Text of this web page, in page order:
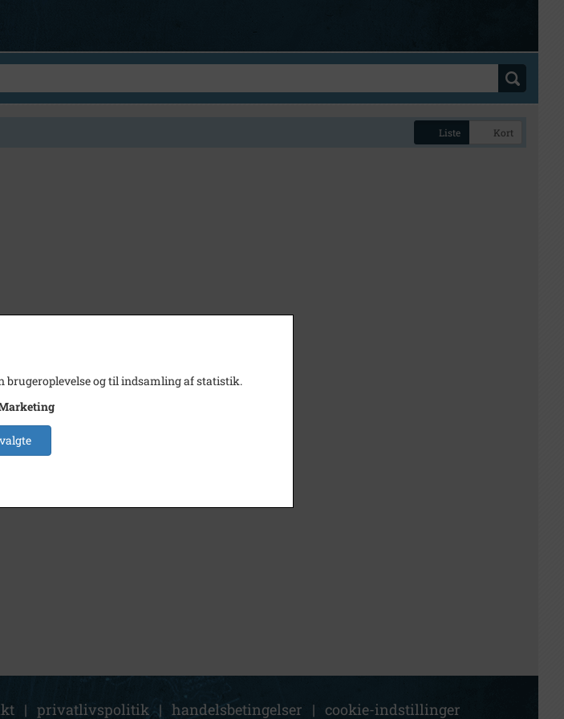
Liste Kort
| privatlivspolitik | handelsbetingelser | cookie-indstillinger
brugeroplevelse og til indsamling af statistik.